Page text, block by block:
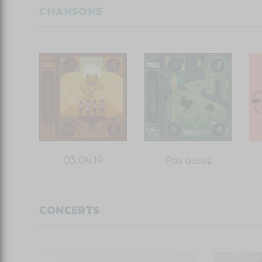
CHANSONS
03.04.19 Pas assez
CONCERTS